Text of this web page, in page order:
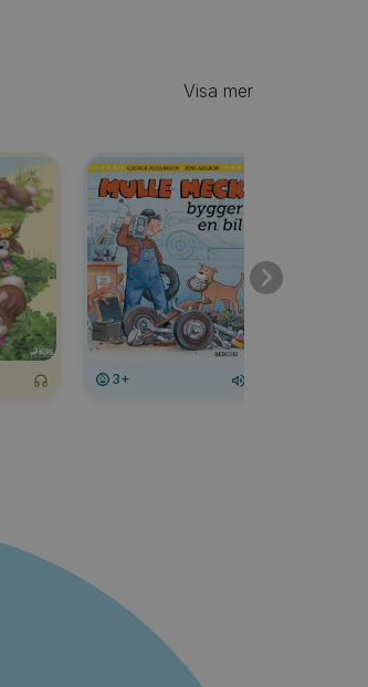
Visa mer
3+